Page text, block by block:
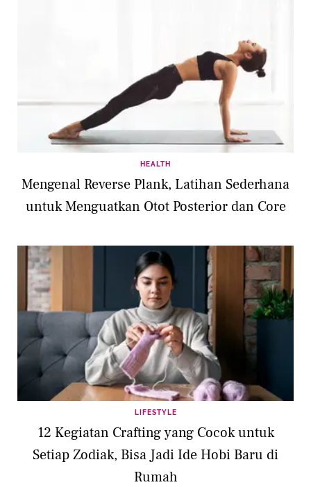
HEALTH
Mengenal Reverse Plank, Latihan Sederhana
untuk Menguatkan Otot Posterior dan Core
LIFESTYLE
12 Kegiatan Crafting yang Cocok untuk
Setiap Zodiak, Bisa Jadi Ide Hobi Baru di
Rumah